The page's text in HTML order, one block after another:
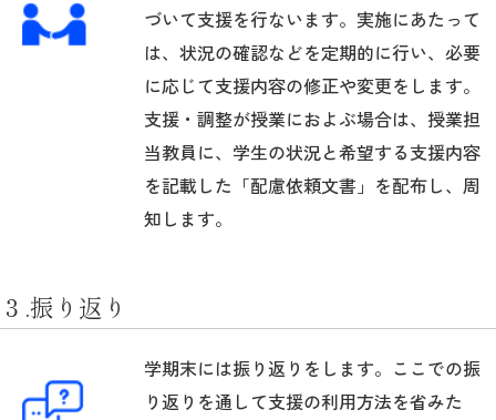
づいて支援を行ないます。実施にあたって
は、状況の確認などを定期的に行い、必要
に応じて支援内容の修正や変更をします。
支援・調整が授業におよぶ場合は、授業担
当教員に、学生の状況と希望する支援内容
を記載した「配慮依頼文書」を配布し、周
知します。
３.振り返り
学期末には振り返りをします。ここでの振
り返りを通して支援の利用方法を省みた